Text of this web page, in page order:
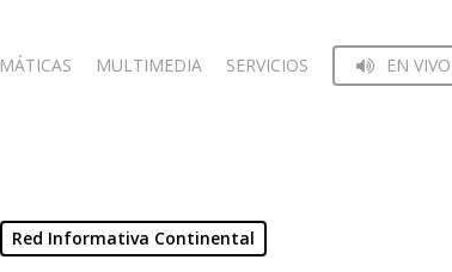
MULTIMEDIA SERVICIOS EN VIVO
Red Informativa Continental